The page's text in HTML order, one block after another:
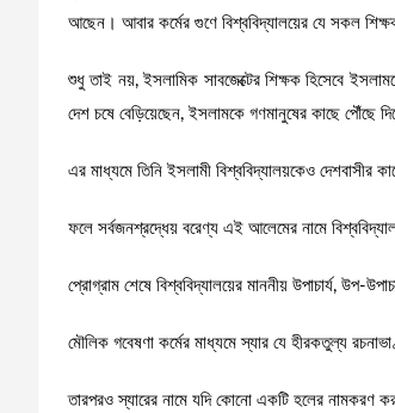
আছেন। আবার কর্মের গুণে বিশ্ববিদ্যালয়ের যে সকল শিক্ষক
শুধু তাই নয়, ইসলামিক সাবজেক্টের শিক্ষক হিসেবে
দেশ চষে বেড়িয়েছেন, ইসলামকে গণমানুষের কাছে পৌঁছে
এর মাধ্যমে তিনি ইসলামী বিশ্ববিদ্যালয়কেও দেশবাসীর
ফলে সর্বজনশ্রদ্ধেয় বরেণ্য এই আলেমের নামে
প্রোগ্রাম শেষে বিশ্ববিদ্যালয়ের মাননীয় উপাচার্য, উপ-
মৌলিক গবেষণা কর্মের মাধ্যমে স্যার যে হীরকতুল্য
তারপরও স্যারের নামে যদি কোনো একটি হলের নামকরণ